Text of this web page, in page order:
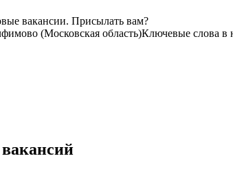
вакансии. Присылать вам?
(Московская область)Ключевые слова в